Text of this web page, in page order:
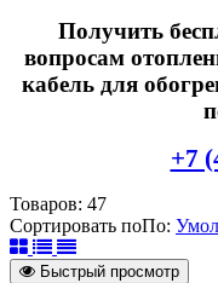
Получить
вопросам
кабель для
+7
Товаров: 47
Сортировать поПо:
Быстрый просмотр